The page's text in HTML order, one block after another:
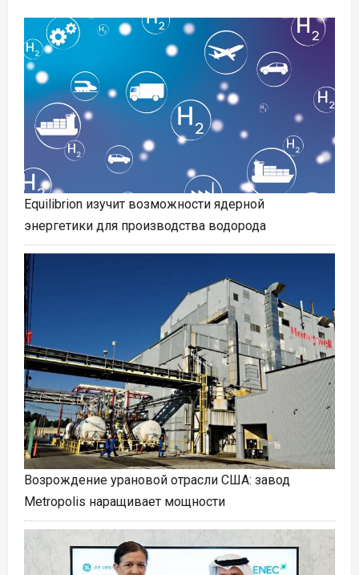
Equilibrion изучит возможности ядерной
энергетики для производства водорода
Возрождение урановой отрасли США: завод
Metropolis наращивает мощности